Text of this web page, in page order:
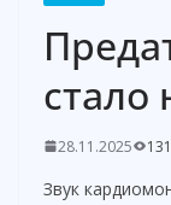
стало
28.11.2025
Звук